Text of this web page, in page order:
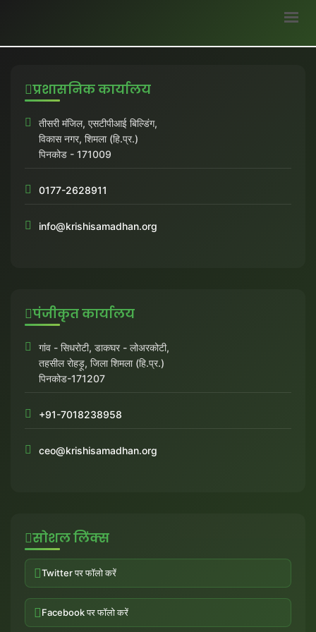
प्रशासनिक कार्यालय
तीसरी मंजिल, एसटीपीआई बिल्डिंग,
विकास नगर, शिमला (हि.प्र.)
पिनकोड - 171009
0177-2628911
info@krishisamadhan.org
पंजीकृत कार्यालय
गांव - सिधरोटी, डाकघर - लोअरकोटी,
तहसील रोहड़ू, जिला शिमला (हि.प्र.)
पिनकोड-171207
+91-7018238958
ceo@krishisamadhan.org
सोशल लिंक्स
Twitter पर फॉलो करें
Facebook पर फॉलो करें